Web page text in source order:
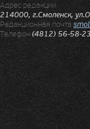
Адрес редакции
214000, г.Смоленск,
Редакционная почта
Телефон (4812) 56-58-23